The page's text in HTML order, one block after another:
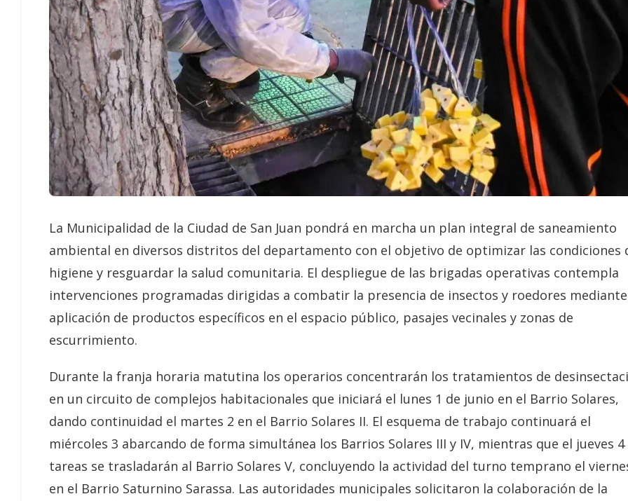
La Municipalidad de la Ciudad de San Juan pondrá en marcha un plan integral de saneamiento
ambiental en diversos distritos del departamento con el objetivo de optimizar las condiciones
higiene y resguardar la salud comunitaria. El despliegue de las brigadas operativas contempla
intervenciones programadas dirigidas a combatir la presencia de insectos y roedores
aplicación de productos específicos en el espacio público, pasajes vecinales y zonas de
escurrimiento.
Durante la franja horaria matutina los operarios concentrarán los tratamientos de
en un circuito de complejos habitacionales que iniciará el lunes 1 de junio en el Barrio Solares,
dando continuidad el martes 2 en el Barrio Solares II. El esquema de trabajo continuará el
miércoles 3 abarcando de forma simultánea los Barrios Solares III y IV, mientras que el jueves 4
tareas se trasladarán al Barrio Solares V, concluyendo la actividad del turno temprano el
en el Barrio Saturnino Sarassa. Las autoridades municipales solicitaron la colaboración de la